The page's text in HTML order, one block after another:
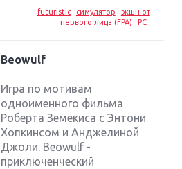
futuristic симулятор
экшн от
первого лица (FPA)
PC
Beowulf
Игра по мотивам
одноименного фильма
Роберта Земекиса с Энтони
Хопкинсом и Анджелиной
Джоли. Beowulf -
приключенческий